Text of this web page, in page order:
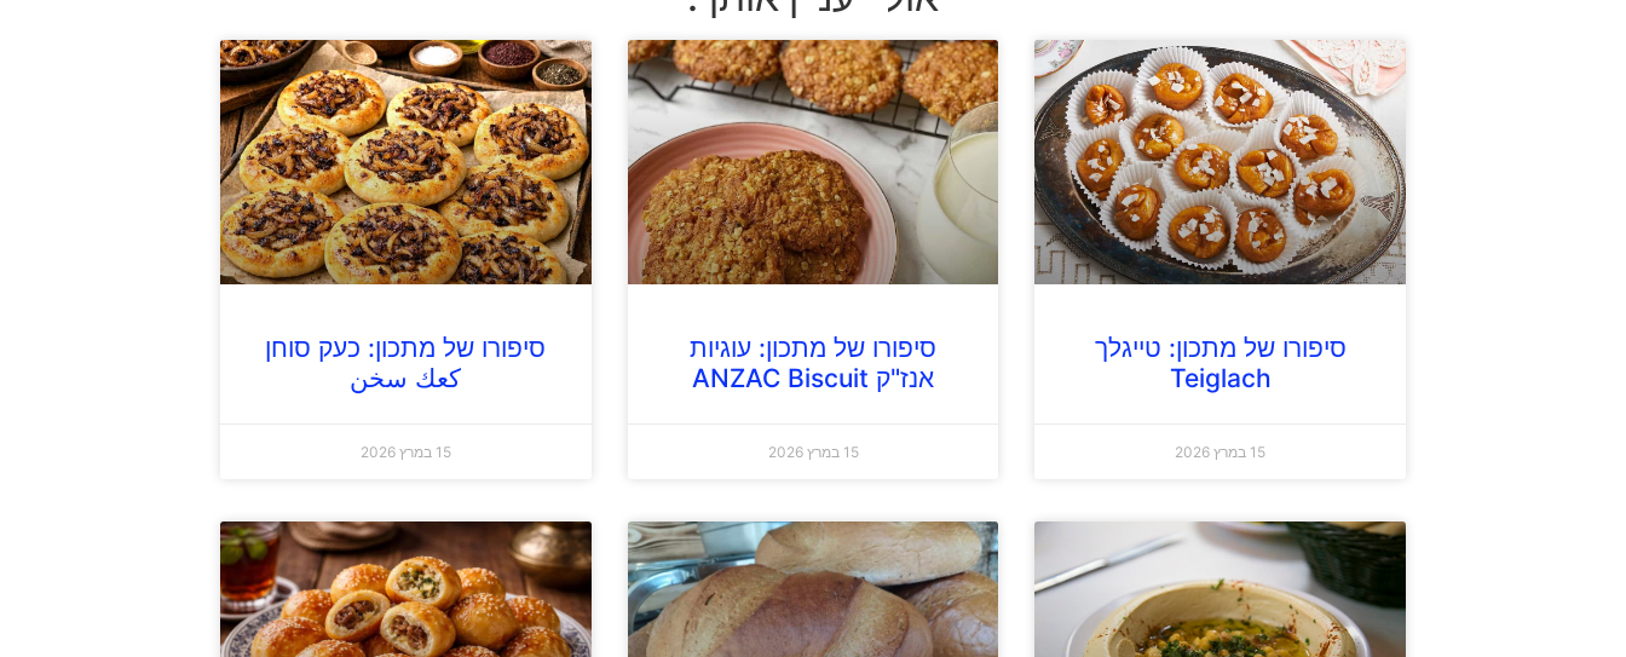
סיפורו של מתכון: טייגלך
Teiglach
15 במרץ 2026
סיפורו של מתכון: עוגיות
אנז"ק ANZAC Biscuit
15 במרץ 2026
סיפורו של מתכון: כעק סוחן
كعك سخن
15 במרץ 2026